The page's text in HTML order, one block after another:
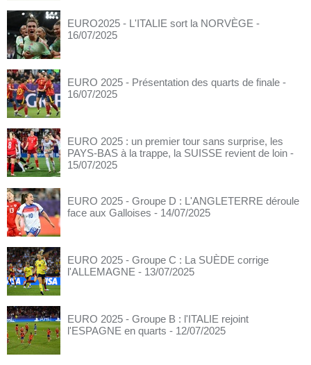
EURO2025 - L'ITALIE sort la NORVÈGE -
16/07/2025
EURO 2025 - Présentation des quarts de finale -
16/07/2025
EURO 2025 : un premier tour sans surprise, les
PAYS-BAS à la trappe, la SUISSE revient de loin -
15/07/2025
EURO 2025 - Groupe D : L'ANGLETERRE déroule
face aux Galloises - 14/07/2025
EURO 2025 - Groupe C : La SUÈDE corrige
l'ALLEMAGNE - 13/07/2025
EURO 2025 - Groupe B : l'ITALIE rejoint
l'ESPAGNE en quarts - 12/07/2025